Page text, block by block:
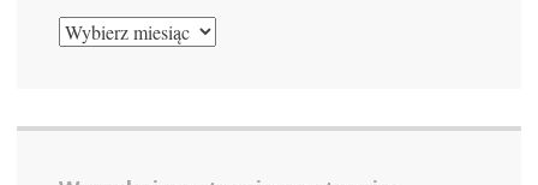
ARCHIWUM: